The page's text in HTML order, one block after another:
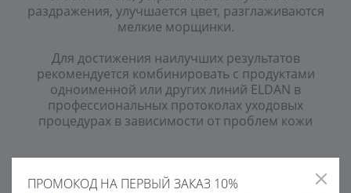
раздражения, улучшается цвет, разглаживаются
мелкие морщинки.
Для достижения наилучших результатов
рекомендуется комбинировать с продуктами
одноименной или других линий ELDAN в
профессиональных протоколах уходовых
процедурах в зависимости от проблем кожи
АКТИВНЫЕ ИНГРЕДИЕНТЫ
ПРОМОКОД НА ПЕРВЫЙ ЗАКАЗ 10%